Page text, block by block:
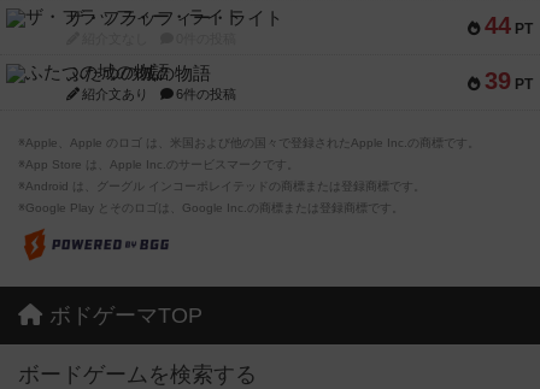
44 PT
ザ・フラッフィー・ライト
39 PT
ふたつの城の物語
紹介文あり 6件の投稿
※Apple、Apple のロゴ は、米国および他の国々で登録されたApple Inc.の商標です。
※App Store は、Apple Inc.のサービスマークです。
※Android は、グーグル インコーポレイテッドの商標または登録商標です。
※Google Play とそのロゴは、Google Inc.の商標または登録商標です。
ボドゲーマTOP
ボードゲームを検索する